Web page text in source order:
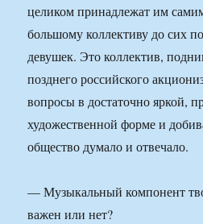
целиком принадлежат им
большому коллективу до сих
девушек. Это коллектив,
позднего российского
вопросы в достаточно яркой,
художественной форме и
общество думало и отвечало.
— Музыкальный компонент
важен или нет?